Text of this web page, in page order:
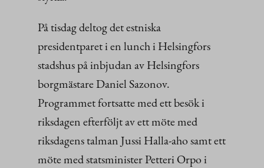
På tisdag deltog det estniska
presidentparet i en lunch i Helsingfors
stadshus på inbjudan av Helsingfors
borgmästare Daniel Sazonov.
Programmet fortsatte med ett besök i
riksdagen efterföljt av ett möte med
riksdagens talman Jussi Halla-aho samt ett
möte med statsminister Petteri Orpo i